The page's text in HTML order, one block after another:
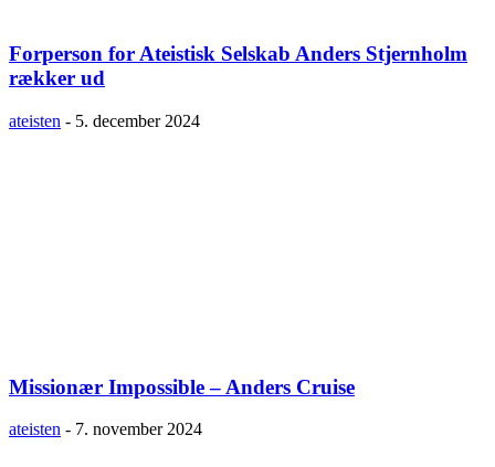
Forperson for Ateistisk Selskab Anders Stjernholm
rækker ud
ateisten - 5. december 2024
Missionær Impossible – Anders Cruise
ateisten - 7. november 2024